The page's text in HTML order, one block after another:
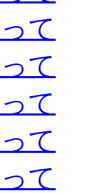
て
て
て
て
て